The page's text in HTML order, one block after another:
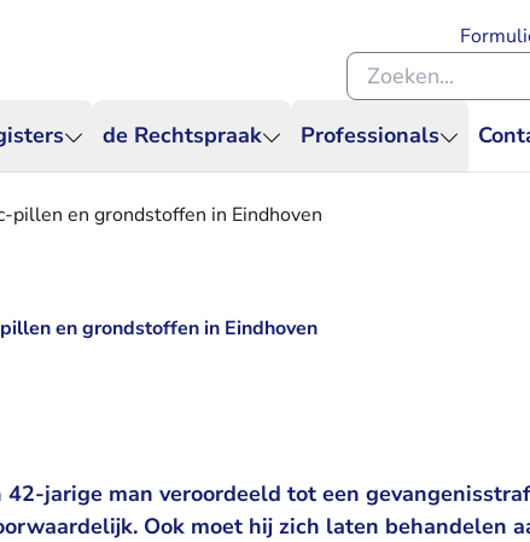
de Rechtspraak Professionals
Zoeken binnen de
pillen en grondstoffen in Eindhoven
en grondstoffen in Eindhoven
jarige man veroordeeld tot een
Ook moet hij zich laten behandelen